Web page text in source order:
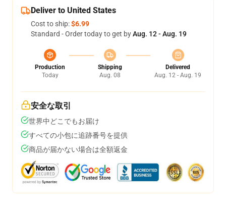
Deliver to United States
Cost to ship:$6.99
Standard - Order today to get byAug. 12 - Aug. 19
Production
Today
Shipping
Aug. 08
Delivered
Aug. 12 - Aug. 19
安全な取引
世界中どこでもお届け
すべての小包に追跡番号を提供
商品が届かない場合は全額返金